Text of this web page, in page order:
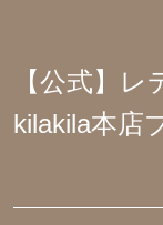
【公式】
kilakila本店